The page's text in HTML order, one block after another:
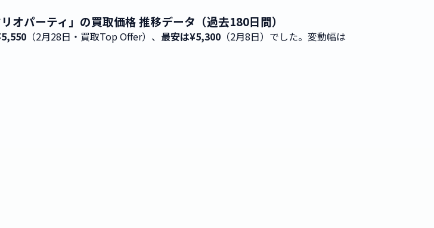
パーティ」の買取価格 推移データ（過去180日間）
（2月28日・買取Top Offer）、 最安は¥5,300 （2月8日）でした。変動幅は